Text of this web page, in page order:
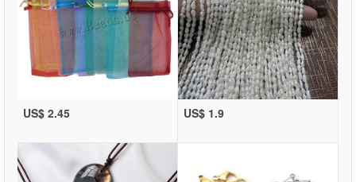
US$ 2.45 US$ 1.9